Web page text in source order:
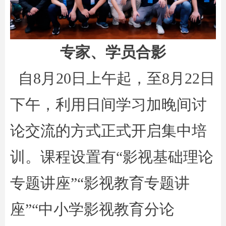
专家、学员合影
自8月20日上午起，至8月22日
下午，利用日间学习加晚间讨
论交流的方式正式开启集中培
训。课程设置有“影视基础理论
专题讲座”“影视教育专题讲
座”“中小学影视教育分论